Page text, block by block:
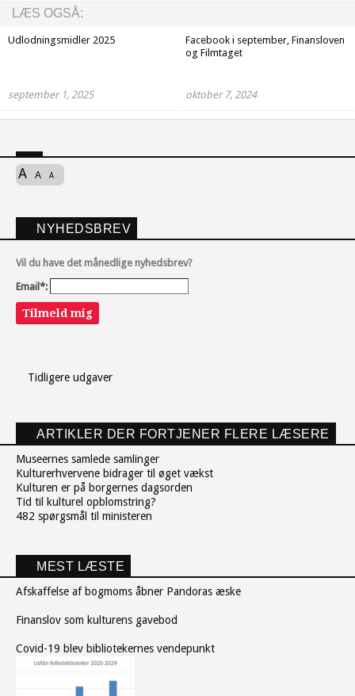
LÆS OGSÅ:
Udlodningsmidler 2025
september 1, 2025
Facebook i september, Finansloven
og Filmtaget
oktober 7, 2024
A A A
NYHEDSBREV
Vil du have det månedlige nyhedsbrev?
Email*:
Tilmeld mig
Tidligere udgaver
ARTIKLER DER FORTJENER FLERE LÆSERE
Museernes samlede samlinger
Kulturerhvervene bidrager til øget vækst
Kulturen er på borgernes dagsorden
Tid til kulturel opblomstring?
482 spørgsmål til ministeren
MEST LÆSTE
Afskaffelse af bogmoms åbner Pandoras æske
Finanslov som kulturens gavebod
Covid-19 blev bibliotekernes vendepunkt